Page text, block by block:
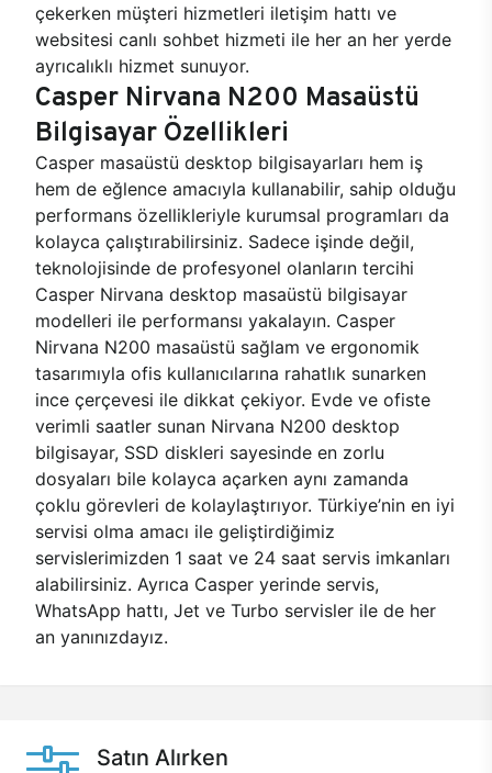
çekerken müşteri hizmetleri iletişim hattı ve
websitesi canlı sohbet hizmeti ile her an her yerde
ayrıcalıklı hizmet sunuyor.
Casper Nirvana N200 Masaüstü
Bilgisayar Özellikleri
Casper masaüstü desktop bilgisayarları hem iş
hem de eğlence amacıyla kullanabilir, sahip olduğu
performans özellikleriyle kurumsal programları da
kolayca çalıştırabilirsiniz. Sadece işinde değil,
teknolojisinde de profesyonel olanların tercihi
Casper Nirvana desktop masaüstü bilgisayar
modelleri ile performansı yakalayın. Casper
Nirvana N200 masaüstü sağlam ve ergonomik
tasarımıyla ofis kullanıcılarına rahatlık sunarken
ince çerçevesi ile dikkat çekiyor. Evde ve ofiste
verimli saatler sunan Nirvana N200 desktop
bilgisayar, SSD diskleri sayesinde en zorlu
dosyaları bile kolayca açarken aynı zamanda
çoklu görevleri de kolaylaştırıyor. Türkiye’nin en iyi
servisi olma amacı ile geliştirdiğimiz
servislerimizden 1 saat ve 24 saat servis imkanları
alabilirsiniz. Ayrıca Casper yerinde servis,
WhatsApp hattı, Jet ve Turbo servisler ile de her
an yanınızdayız.
Satın Alırken